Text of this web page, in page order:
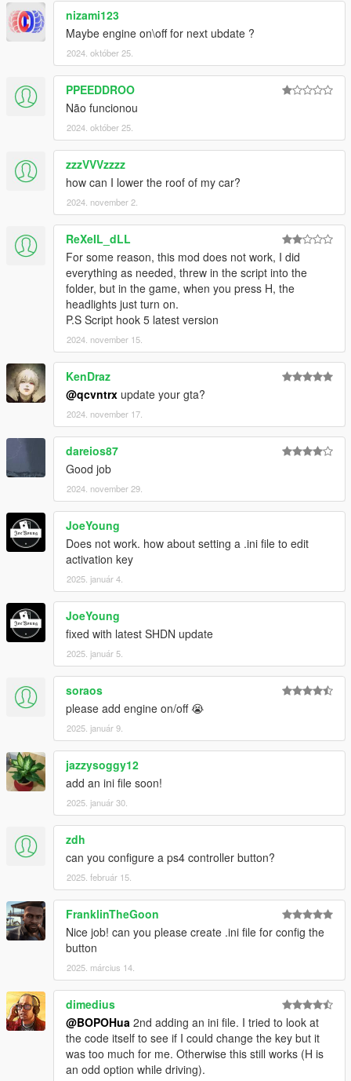
nizami123
Maybe engine on\off for next ubdate ?
2024. október 25.
PPEEDDROO
Não funcionou
2024. október 25.
zzzVVVzzzz
how can I lower the roof of my car?
2024. november 2.
ReXeIL_dLL
For some reason, this mod does not work, I did
everything as needed, threw in the script into the
folder, but in the game, when you press H, the
headlights just turn on.
P.S Script hook 5 latest version
2024. november 15.
KenDraz
@qcvntrx update your gta?
2024. november 17.
dareios87
Good job
2024. november 29.
JoeYoung
Does not work. how about setting a .ini file to edit
activation key
2025. január 4.
JoeYoung
fixed with latest SHDN update
2025. január 5.
soraos
please add engine on/off 😭
2025. január 9.
jazzysoggy12
add an ini file soon!
2025. január 30.
zdh
can you configure a ps4 controller button?
2025. február 15.
FranklinTheGoon
Nice job! can you please create .ini file for config the
button
2025. március 14.
dimedius
@BOPOHua 2nd adding an ini file. I tried to look at
the code itself to see if I could change the key but it
was too much for me. Otherwise this still works (H is
an odd option while driving).